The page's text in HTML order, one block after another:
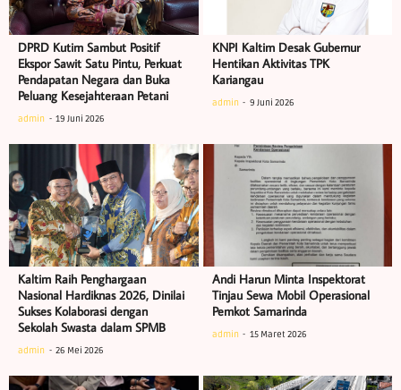
DPRD Kutim Sambut Positif
Ekspor Sawit Satu Pintu, Perkuat
Pendapatan Negara dan Buka
Peluang Kesejahteraan Petani
admin 19 Juni 2026
KNPI Kaltim Desak Gubernur
Hentikan Aktivitas TPK
Kariangau
admin 9 Juni 2026
Kaltim Raih Penghargaan
Nasional Hardiknas 2026, Dinilai
Sukses Kolaborasi dengan
Sekolah Swasta dalam SPMB
admin 26 Mei 2026
Andi Harun Minta Inspektorat
Tinjau Sewa Mobil Operasional
Pemkot Samarinda
admin 15 Maret 2026